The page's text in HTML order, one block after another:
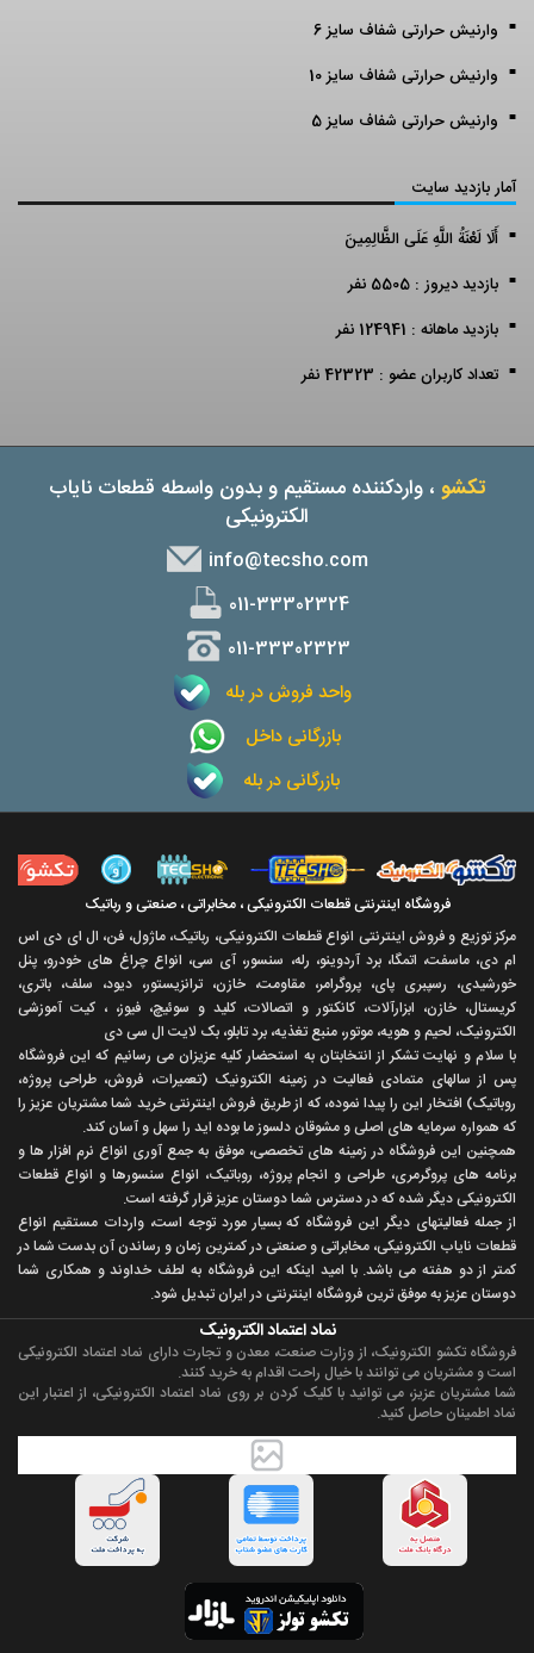
وارنیش حرارتی شفاف سایز 6
وارنیش حرارتی شفاف سایز 10
وارنیش حرارتی شفاف سایز 5
آمار بازدید سایت
أَلَا لَعْنَةُ اللَّهِ عَلَى الظَّالِمِينَ
بازدید دیروز : 5505 نفر
بازدید ماهانه : 124941 نفر
تعداد کاربران عضو : 42323 نفر
تکشو ، واردکننده مستقیم و بدون واسطه قطعات نایاب
الکترونیکی
info@tecsho.com
011-33302324
011-33302323
واحد فروش در بله
بازرگانی داخل
بازرگانی در بله
فروشگاه اینترنتی قطعات الکترونیکی ، مخابراتی ، صنعتی و رباتیک
مرکز توزیع و فروش اینترنتی انواع قطعات الکترونیکی، رباتیک، ماژول، فن، ال ای دی اس
ام دی، ماسفت، اتمگا، برد آردوینو، رله، سنسور، آی سی، انواع چراغ های خودرو، پنل
خورشیدی، رسپبری پای، پروگرامر، مقاومت، خازن، ترانزیستور، دیود، سلف، باتری،
کریستال، خازن، ابزارآلات، کانکتور و اتصالات، کلید و سوئیچ، فیوز، ، کیت آموزشی
الکترونیک، لحیم و هویه، موتور، منبع تغذیه، برد تابلو، بک لایت ال سی دی
با سلام و نهايت تشکر از انتخابتان به استحضار کليه عزيزان می رسانيم که اين فروشگاه
پس از سالهای متمادی فعاليت در زمينه الکترونيک (تعميرات، فروش، طراحی پروژه،
روباتيک) افتخار اين را پيدا نموده، که از طريق فروش اينترنتی خريد شما مشتريان عزيز را
که همواره سرمايه های اصلی و مشوقان دلسوز ما بوده ايد را سهل و آسان کند.
همچنين اين فروشگاه در زمينه های تخصصی، موفق به جمع آوری انواع نرم افزار ها و
برنامه های پروگرمری، طراحی و انجام پروژه، روباتيک، انواع سنسورها و انواع قطعات
الکترونيکی ديگر شده که در دسترس شما دوستان عزيز قرار گرفته است.
از جمله فعاليتهای ديگر اين فروشگاه که بسيار مورد توجه است، واردات مستقیم انواع
قطعات ناياب الکترونيکی، مخابراتی و صنعتی در کمترين زمان و رساندن آن بدست شما در
کمتر از دو هفته می باشد. با اميد اينکه اين فروشگاه به لطف خداوند و همکاری شما
دوستان عزيز به موفق ترين فروشگاه اینترنتی در ایران تبديل شود.
نماد اعتماد الکترونیک
فروشگاه تکشو الکترونیک، از وزارت صنعت، معدن و تجارت دارای نماد اعتماد الکترونیکی
است و مشتریان می توانند با خیال راحت اقدام به خرید کنند.
شما مشتریان عزیز، می توانید با کلیک کردن بر روی نماد اعتماد الکترونیکی، از اعتبار این
نماد اطمینان حاصل کنید.